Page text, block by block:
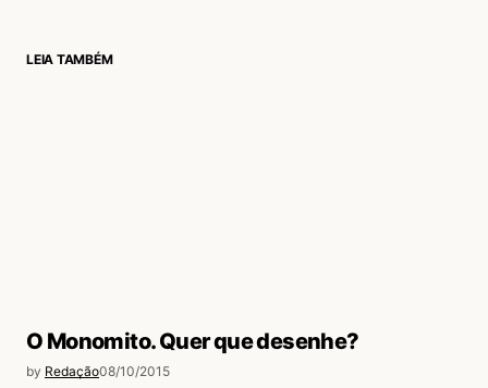
LEIA TAMBÉM
O Monomito. Quer que desenhe?
by Redação08/10/2015